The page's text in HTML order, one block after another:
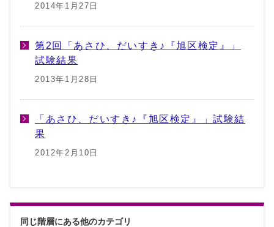
2014年1月27日
第2回「あさひ、だいすき♪『旭区検定』」
試験結果
2013年1月28日
「あさひ、だいすき♪『旭区検定』」試験結
果
2012年2月10日
同じ階層にある他のカテゴリ